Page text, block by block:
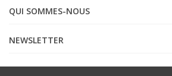
QUI SOMMES-NOUS
NEWSLETTER